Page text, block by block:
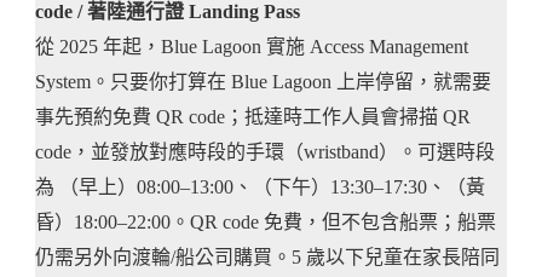
code / 著陸通行證 Landing Pass
從 2025 年起，Blue Lagoon 實施 Access Management
System。只要你打算在 Blue Lagoon 上岸停留，就需要
事先預約免費 QR code；抵達時工作人員會掃描 QR
code，並發放對應時段的手環（wristband）。可選時段
為 （早上）08:00–13:00、（下午）13:30–17:30、（黃
昏）18:00–22:00。QR code 免費，但不包含船票；船票
仍需另外向渡輪/船公司購買。5 歲以下兒童在家長陪同